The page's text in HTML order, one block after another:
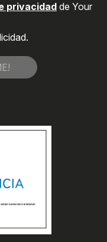
privacidad de Your